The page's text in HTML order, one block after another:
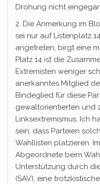
Drohung nicht
2. Die Anmerkung im
sei nur auf Listenplatz
angetreten, birgt eine
Platz 14 ist die
Extremisten weniger
anerkanntes Mitglied
Bindeglied für diese
gewaltorientierten und
Linksextremismus. Ich
sein, dass Parteien
Wahllisten platzieren.
Abgeordnete beim
Unterstützung durch
(SAV), eine